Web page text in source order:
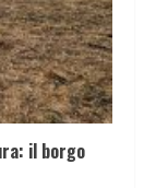
il borgo